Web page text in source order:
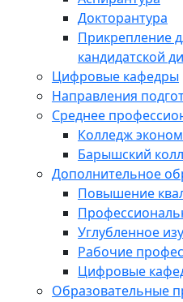
Докторантура
Прикрепление
кандидатской
Цифровые кафедры
Направления
Среднее
Колледж
Барышский
Дополнительное
Повышение
Углубленное
Рабочие
Цифровые
Образовательные